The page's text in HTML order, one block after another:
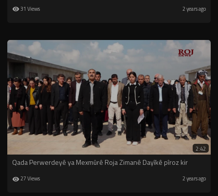
31 Views 2 years ago
2:42
Qada Perwerdeyê ya Mexmûrê Roja Zimanê Dayîkê pîroz kir
27 Views 2 years ago